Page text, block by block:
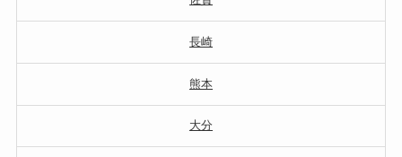
長崎
熊本
大分